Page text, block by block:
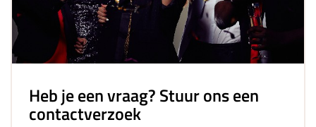
Heb je een vraag? Stuur ons een
contactverzoek